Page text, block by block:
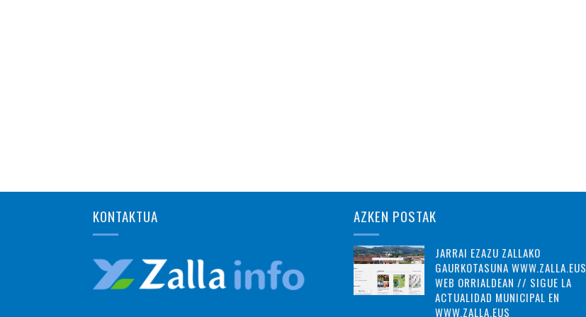
KONTAKTUA AZKEN POSTAK
JARRAI EZAZU ZALLAKO
GAURKOTASUNA WWW.ZALLA.EUS
WEB ORRIALDEAN // SIGUE LA
ACTUALIDAD MUNICIPAL EN
WWW.ZALLA.EUS